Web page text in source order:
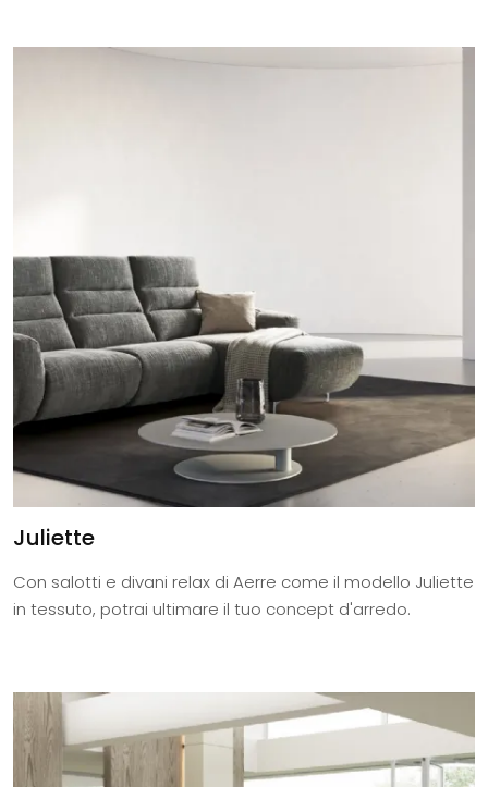
Juliette
Con salotti e divani relax di Aerre come il modello Juliette
in tessuto, potrai ultimare il tuo concept d'arredo.